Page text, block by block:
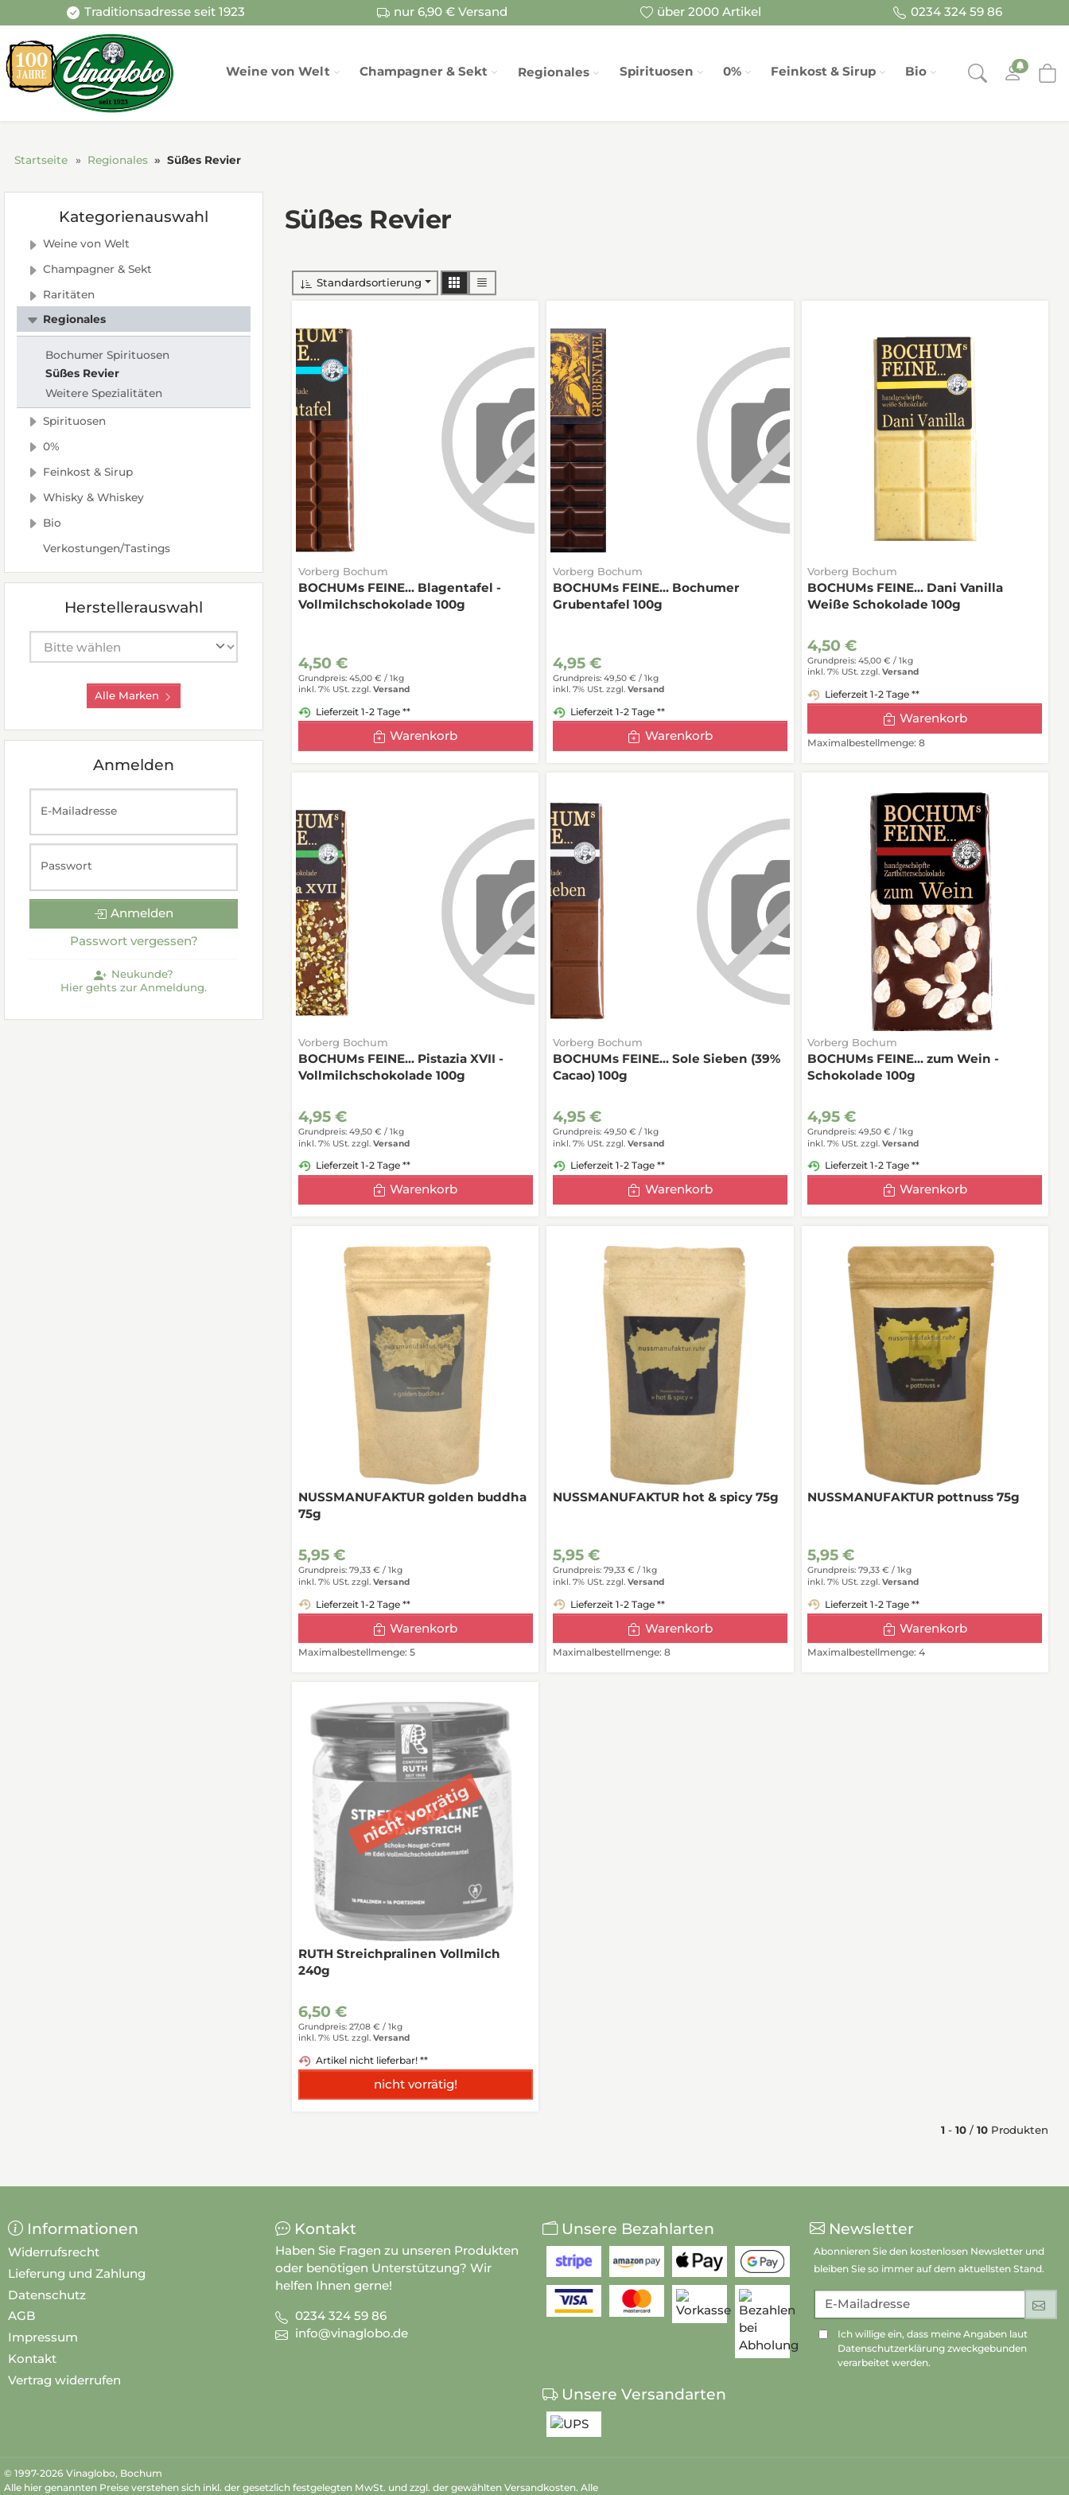
Traditionsadresse seit 1923 nur 6,90 € Versand über 2000 Artikel 0234 324 59 86
Weine von Welt Champagner & Sekt Regionales Spirituosen 0% Feinkost & Sirup Bio
Startseite Regionales Süßes Revier
Süßes Revier
Standardsortierung
Vorberg Bochum
BOCHUMs FEINE... Blagentafel -
Vollmilchschokolade 100g
4,50 €
Grundpreis: 45,00 € / 1kg
inkl. 7% USt. zzgl. Versand
Lieferzeit 1-2 Tage **
Warenkorb
Vorberg Bochum
BOCHUMs FEINE... Bochumer
Grubentafel 100g
4,95 €
Grundpreis: 49,50 € / 1kg
inkl. 7% USt. zzgl. Versand
Lieferzeit 1-2 Tage **
Warenkorb
Vorberg Bochum
BOCHUMs FEINE... Dani Vanilla
Weiße Schokolade 100g
4,50 €
Grundpreis: 45,00 € /1kg
inkl. 7% USt. zzgl.Versand
Lieferzeit 1-2 Tage **
Warenkorb
Maximalbestellmenge: 8
Vorberg Bochum
BOCHUMs FEINE... Pistazia XVII -
Vollmilchschokolade 100g
4,95 €
Grundpreis: 49,50 € / 1kg
inkl. 7% USt. zzgl. Versand
Lieferzeit 1-2 Tage **
Warenkorb
Vorberg Bochum
BOCHUMs FEINE... Sole Sieben (39%
Cacao) 100g
4,95 €
Grundpreis: 49,50 € / 1kg
inkl. 7% USt. zzgl. Versand
Lieferzeit 1-2 Tage **
Warenkorb
Vorberg Bochum
BOCHUMs FEINE... zum Wein -
Schokolade 100g
4,95 €
Grundpreis: 49,50 € /1kg
inkl. 7% USt. zzgl.Versand
Lieferzeit 1-2 Tage **
Warenkorb
NUSSMANUFAKTUR golden buddha
75g
5,95 €
Grundpreis: 79,33 € / 1kg
inkl. 7% USt. zzgl. Versand
Lieferzeit 1-2 Tage **
Warenkorb
Maximalbestellmenge: 5
NUSSMANUFAKTUR hot & spicy 75g
5,95 €
Grundpreis: 79,33 € / 1kg
inkl. 7% USt. zzgl. Versand
Lieferzeit 1-2 Tage **
Warenkorb
Maximalbestellmenge: 8
NUSSMANUFAKTUR pottnuss 75g
5,95 €
Grundpreis: 79,33 € /1kg
inkl. 7% USt. zzgl.Versand
Lieferzeit 1-2 Tage **
Warenkorb
Maximalbestellmenge: 4
RUTH Streichpralinen Vollmilch
240g
6,50 €
Grundpreis: 27,08 € / 1kg
inkl. 7% USt. zzgl. Versand
Artikel nicht lieferbar! **
nicht vorrätig!
1 - 10/ 10Produkten
Kategorienauswahl
Weine von Welt
Champagner & Sekt
Raritäten
Regionales
Bochumer Spirituosen
Süßes Revier
Weitere Spezialitäten
Spirituosen
0%
Feinkost & Sirup
Whisky & Whiskey
Bio
Verkostungen/Tastings
Herstellerauswahl
Alle Marken
Anmelden
E-Mailadresse
Passwort
Anmelden
Passwort vergessen?
Neukunde?
Hier gehts zur Anmeldung.
Informationen
Widerrufsrecht
Lieferung und Zahlung
Datenschutz
AGB
Impressum
Kontakt
Vertrag widerrufen
Kontakt
Haben Sie Fragen zu unseren Produkten
oder benötigen Unterstützung? Wir
helfen Ihnen gerne!
0234 324 59 86
info@vinaglobo.de
Unsere Bezahlarten
Unsere Versandarten
Newsletter
Abonnieren Sie den kostenlosen Newsletter und
bleiben Sie so immer auf dem aktuellsten Stand.
E-Mailadresse
Ich willige ein, dass meine Angaben laut
Datenschutzerklärung zweckgebunden
verarbeitet werden.
© 1997-2026 Vinaglobo, Bochum
Alle hier genannten Preise verstehen sich inkl. der gesetzlich festgelegten MwSt. und zzgl. der gewählten Versandkosten. Alle